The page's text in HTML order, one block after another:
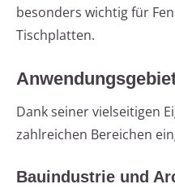
besonders wichtig für
Tischplatten.
Dank seiner vielseitigen
zahlreichen Bereichen
Bauindustrie und